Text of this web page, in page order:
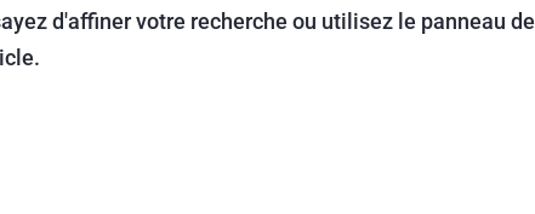
d'affiner votre recherche ou utilisez le panneau de